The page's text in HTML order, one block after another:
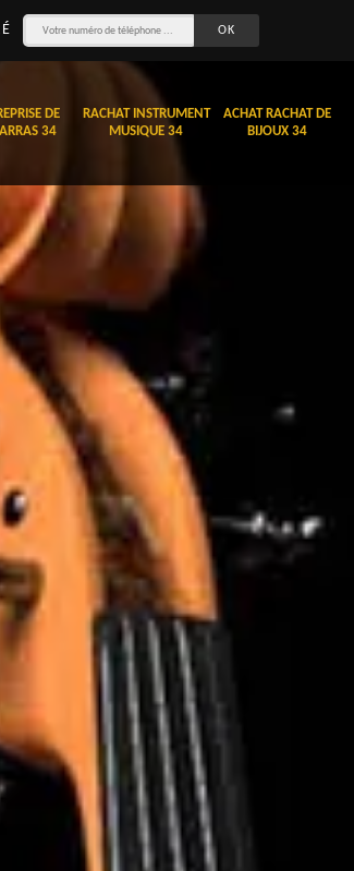
DE
34
RACHAT INSTRUMENT
MUSIQUE 34
ACHAT RACHAT DE
BIJOUX 34